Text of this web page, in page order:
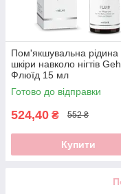
Пом'якшувальна рідина
шкіри навколо нігтів
Флюїд 15 мл
Готово до відправки
524,40 ₴ 552 ₴
Купити